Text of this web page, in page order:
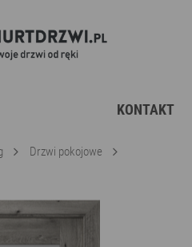
KONTAKT
Drzwi pokojowe